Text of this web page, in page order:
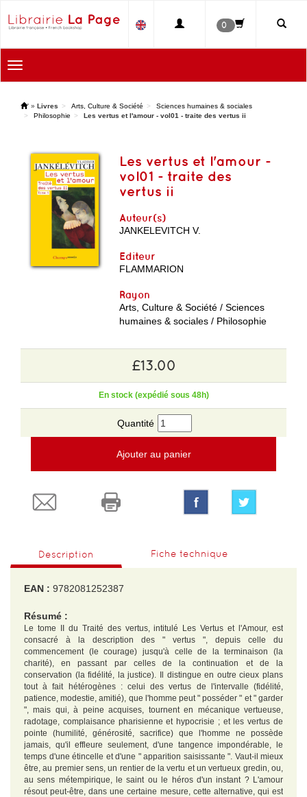
0
Toggle
navigation
' » Livres Arts, Culture & Société
Sciences humaines & sociales
Philosophie
Les vertus et l'amour - vol01 - traite des vertus ii
Les vertus et l'amour -
vol01 - traite des
vertus ii
Auteur(s)
JANKELEVITCH V.
Editeur
FLAMMARION
Rayon
Arts, Culture & Société / Sciences
humaines & sociales / Philosophie
£13.00
En stock (expédié sous 48h)
Quantité
Ajouter au panier
Description Fiche technique
EAN : 9782081252387
Résumé :
Le tome II du Traité des vertus, intitulé Les Vertus et l'Amour, est
consacré à la description des " vertus ", depuis celle du
commencement (le courage) jusqu'à celle de la terminaison (la
charité), en passant par celles de la continuation et de la
conservation (la fidélité, la justice). Il distingue en outre cieux plans
tout à fait hétérogènes : celui des vertus de l'intervalle (fidélité,
patience, modestie, amitié), que l'homme peut " posséder " et " garder
", mais qui, à peine acquises, tournent en mécanique vertueuse,
radotage, complaisance pharisienne et hypocrisie ; et les vertus de
pointe (humilité, générosité, sacrifice) que l'homme ne possède
jamais, qu'il effleure seulement, d'une tangence impondérable, le
temps d'une étincelle et d'une " apparition saisissante ". Vaut-il mieux
être, au premier sens, un rentier de la vertu et un vertueux gredin, ou,
au sens métempirique, le saint ou le héros d'un instant ? L'amour
résout peut-être, dans une certaine mesure, cette alternative, qui est